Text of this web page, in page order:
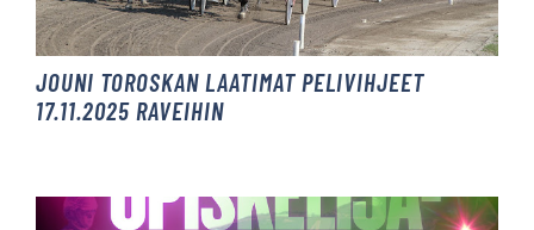
JOUNI TOROSKAN LAATIMAT PELIVIHJEET
17.11.2025 RAVEIHIN